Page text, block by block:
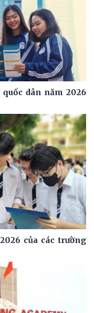
dân năm 2026
của các trường